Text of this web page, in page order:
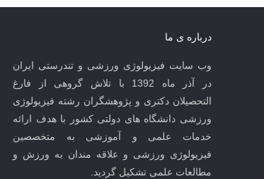
درباره ی ما
وب سایت فیزیولوژی ورزشی و تندرستی ایران
در آذر ماه 1392 با تلاش گروهی از فارغ
التحصیلان دکتری و پژوهشگران رشته فیزیولوژی
ورزشی دانشگاه های دولتی کشور با هدف ارائه
خدمات علمی و آموزشی به متخصصین
فیزیولوژی ورزشی و علاقه مندان به ورزش و
مطالعات علمی تشکیل گردید.